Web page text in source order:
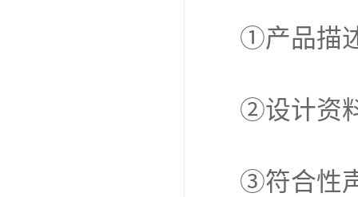
①产品描
②设计资
③符合性